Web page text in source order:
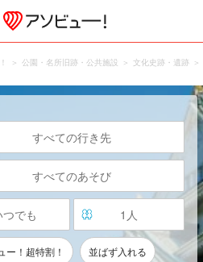
公園・名所旧跡・公共施設 文化史跡・遺跡
すべての行き先
すべてのあそび
つでも 1 人
ー！超特割！ 並ばず入れる